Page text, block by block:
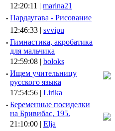
12:20:11 | marina21
· Пардаугава - Рисование
12:46:33 | svvipu
· Гимнастика, акробатика
для мальчика
12:59:08 | boloks
· Ищем учительницу
русского языка
17:54:56 | Lirika
· Беременные посиделки
на Бривибас, 195.
21:10:00 | Elja